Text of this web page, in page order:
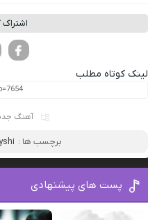
لینک کوتاه مطلب
آهنگ
برچسب ها :
پست های پیشنهادی